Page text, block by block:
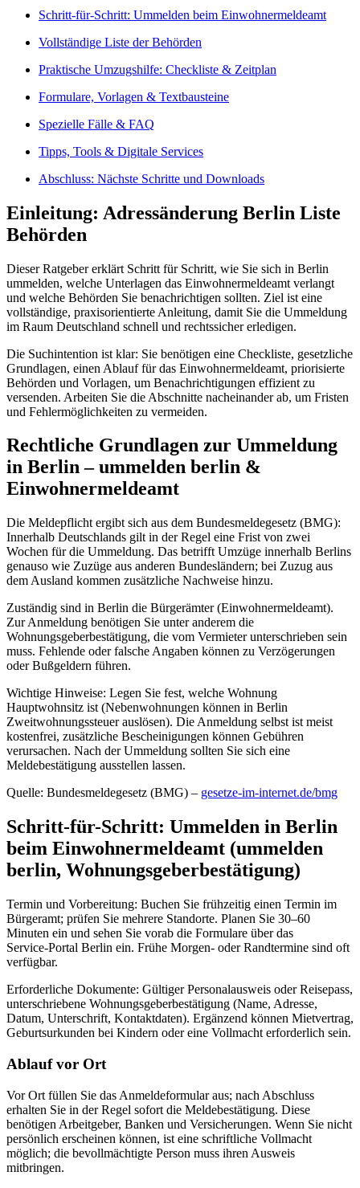
Schritt-für-Schritt: Ummelden beim Einwohnermeldeamt
Vollständige Liste der Behörden
Praktische Umzugshilfe: Checkliste & Zeitplan
Formulare, Vorlagen & Textbausteine
Spezielle Fälle & FAQ
Tipps, Tools & Digitale Services
Abschluss: Nächste Schritte und Downloads
Einleitung: Adressänderung Berlin Liste
Behörden
Dieser Ratgeber erklärt Schritt für Schritt, wie Sie sich in Berlin
ummelden, welche Unterlagen das Einwohnermeldeamt verlangt
und welche Behörden Sie benachrichtigen sollten. Ziel ist eine
vollständige, praxisorientierte Anleitung, damit Sie die Ummeldung
im Raum Deutschland schnell und rechtssicher erledigen.
Die Suchintention ist klar: Sie benötigen eine Checkliste, gesetzliche
Grundlagen, einen Ablauf für das Einwohnermeldeamt, priorisierte
Behörden und Vorlagen, um Benachrichtigungen effizient zu
versenden. Arbeiten Sie die Abschnitte nacheinander ab, um Fristen
und Fehlermöglichkeiten zu vermeiden.
Rechtliche Grundlagen zur Ummeldung
in Berlin – ummelden berlin &
Einwohnermeldeamt
Die Meldepflicht ergibt sich aus dem Bundesmeldegesetz (BMG):
Innerhalb Deutschlands gilt in der Regel eine Frist von zwei
Wochen für die Ummeldung. Das betrifft Umzüge innerhalb Berlins
genauso wie Zuzüge aus anderen Bundesländern; bei Zuzug aus
dem Ausland kommen zusätzliche Nachweise hinzu.
Zuständig sind in Berlin die Bürgerämter (Einwohnermeldeamt).
Zur Anmeldung benötigen Sie unter anderem die
Wohnungsgeberbestätigung, die vom Vermieter unterschrieben sein
muss. Fehlende oder falsche Angaben können zu Verzögerungen
oder Bußgeldern führen.
Wichtige Hinweise: Legen Sie fest, welche Wohnung
Hauptwohnsitz ist (Nebenwohnungen können in Berlin
Zweitwohnungssteuer auslösen). Die Anmeldung selbst ist meist
kostenfrei, zusätzliche Bescheinigungen können Gebühren
verursachen. Nach der Ummeldung sollten Sie sich eine
Meldebestätigung ausstellen lassen.
Quelle: Bundesmeldegesetz (BMG) – gesetze-im-internet.de/bmg
Schritt-für-Schritt: Ummelden in Berlin
beim Einwohnermeldeamt (ummelden
berlin, Wohnungsgeberbestätigung)
Termin und Vorbereitung: Buchen Sie frühzeitig einen Termin im
Bürgeramt; prüfen Sie mehrere Standorte. Planen Sie 30–60
Minuten ein und sehen Sie vorab die Formulare über das
Service‑Portal Berlin ein. Frühe Morgen- oder Randtermine sind oft
verfügbar.
Erforderliche Dokumente: Gültiger Personalausweis oder Reisepass,
unterschriebene Wohnungsgeberbestätigung (Name, Adresse,
Datum, Unterschrift, Kontaktdaten). Ergänzend können Mietvertrag,
Geburtsurkunden bei Kindern oder eine Vollmacht erforderlich sein.
Ablauf vor Ort
Vor Ort füllen Sie das Anmeldeformular aus; nach Abschluss
erhalten Sie in der Regel sofort die Meldebestätigung. Diese
benötigen Arbeitgeber, Banken und Versicherungen. Wenn Sie nicht
persönlich erscheinen können, ist eine schriftliche Vollmacht
möglich; die bevollmächtigte Person muss ihren Ausweis
mitbringen.